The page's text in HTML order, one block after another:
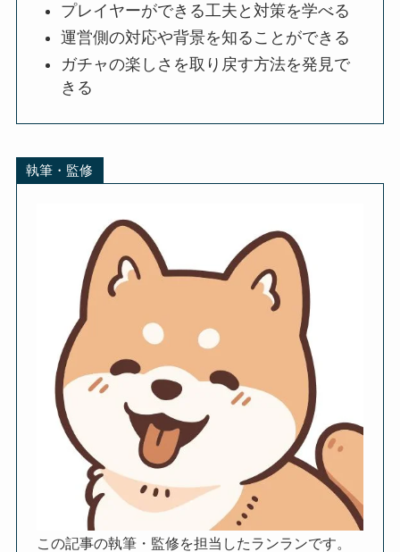
プレイヤーができる工夫と対策を学べる
運営側の対応や背景を知ることができる
ガチャの楽しさを取り戻す方法を発見で
きる
執筆・監修
この記事の執筆・監修を担当したランランです。